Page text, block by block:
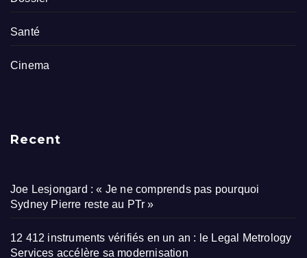
Santé
Cinema
Recent
Joe Lesjongard : « Je ne comprends pas pourquoi
Sydney Pierre reste au PTr »
12 412 instruments vérifiés en un an : le Legal Metrology
Services accélère sa modernisation